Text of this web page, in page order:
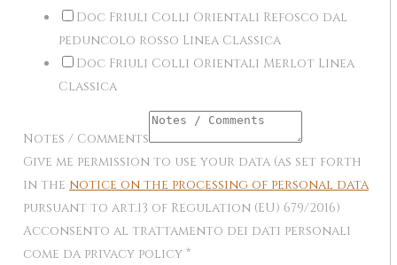
Doc Friuli Colli Orientali Refosco dal
peduncolo rosso Linea Classica
Doc Friuli Colli Orientali Merlot Linea
Classica
Notes / Comments
Give me permission to use your data (as set forth
in the notice on the processing of personal data
pursuant to art.13 of Regulation (EU) 679/2016)
Acconsento al trattamento dei dati personali
come da privacy policy *